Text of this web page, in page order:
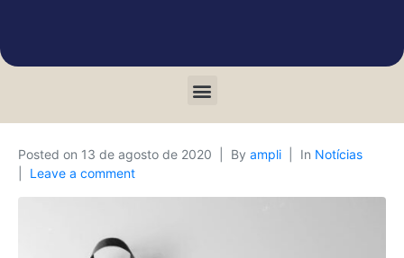
Posted on 13 de agosto de 2020 By ampli In Notícias
Leave a comment